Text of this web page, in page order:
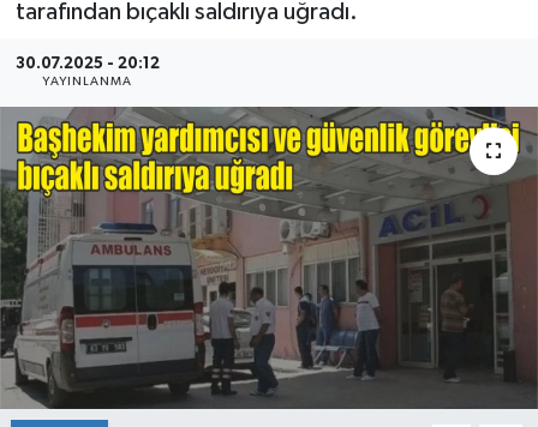
tarafından bıçaklı saldırıya uğradı.
30.07.2025 - 20:12
YAYINLANMA
Magazin
Haber Arşivi